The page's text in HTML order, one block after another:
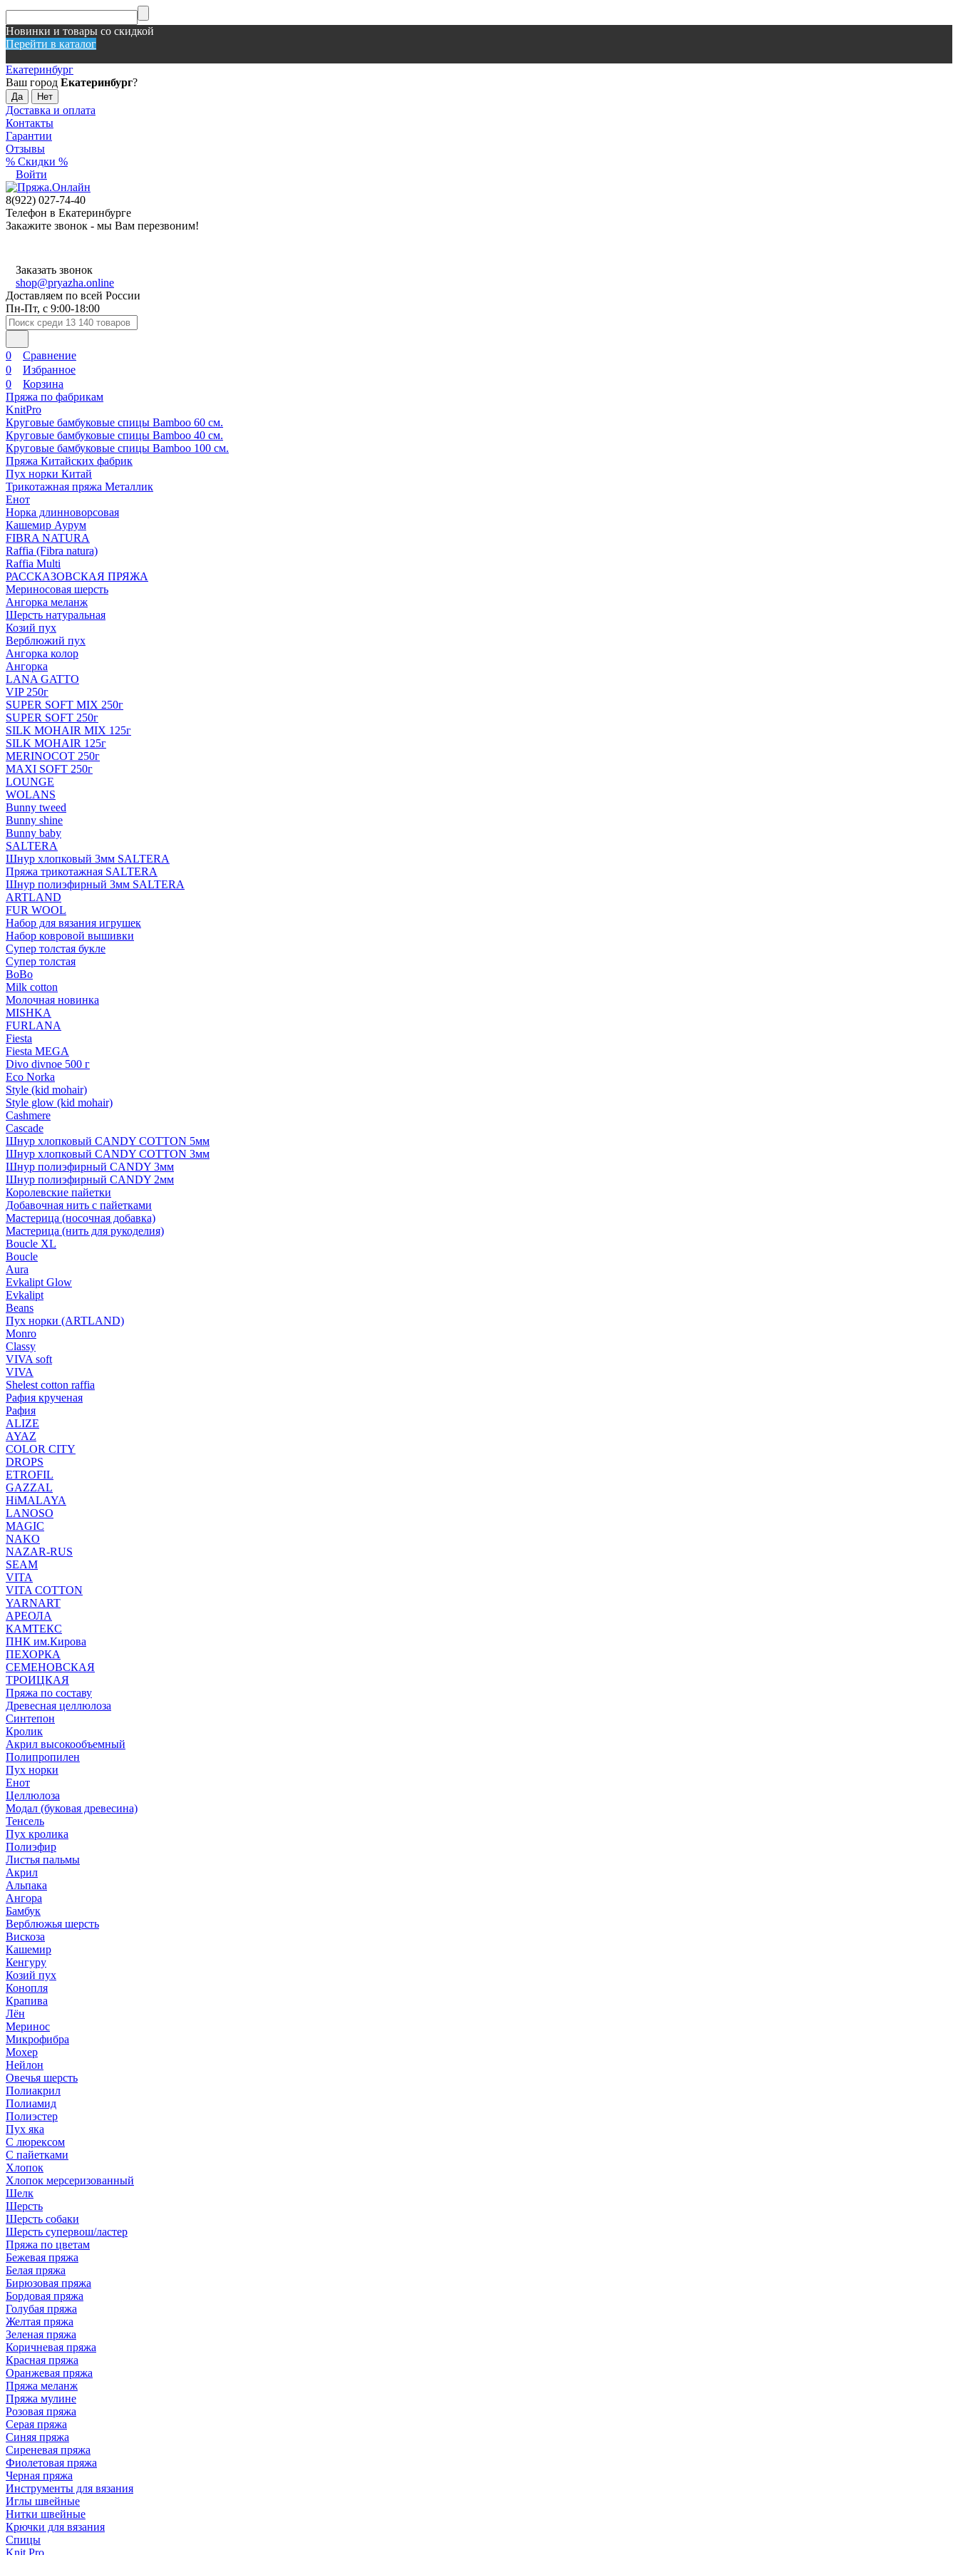
Новинки и товары со скидкой
Перейти в каталог
Екатеринбург
Ваш город Екатеринбург?
Доставка и оплата
Контакты
Гарантии
Отзывы
% Скидки %
Войти
8(922) 027-74-40
Телефон в Екатеринбурге
Закажите звонок - мы Вам перезвоним!
Заказать звонок
shop@pryazha.online
Доставляем по всей России
Пн-Пт, с 9:00-18:00
0
Сравнение
0
Избранное
0
Корзина
Пряжа по фабрикам
KnitPro
Круговые бамбуковые спицы Bamboo 60 см.
Круговые бамбуковые спицы Bamboo 40 см.
Круговые бамбуковые спицы Bamboo 100 см.
Пряжа Китайских фабрик
Пух норки Китай
Трикотажная пряжа Металлик
Енот
Норка длинноворсовая
Кашемир Аурум
FIBRA NATURA
Raffia (Fibra natura)
Raffia Multi
РАССКАЗОВСКАЯ ПРЯЖА
Мериносовая шерсть
Ангорка меланж
Шерсть натуральная
Козий пух
Верблюжий пух
Ангорка колор
Ангорка
LANA GATTO
VIP 250г
SUPER SOFT MIX 250г
SUPER SOFT 250г
SILK MOHAIR MIX 125г
SILK MOHAIR 125г
MERINOCOT 250г
MAXI SOFT 250г
LOUNGE
WOLANS
Bunny tweed
Bunny shine
Bunny baby
SALTERA
Шнур хлопковый 3мм SALTERA
Пряжа трикотажная SALTERA
Шнур полиэфирный 3мм SALTERA
ARTLAND
FUR WOOL
Набор для вязания игрушек
Набор ковровой вышивки
Супер толстая букле
Супер толстая
BoBo
Milk cotton
Молочная новинка
MISHKA
FURLANA
Fiesta
Fiesta MEGA
Divo divnoe 500 г
Eco Norka
Style (kid mohair)
Style glow (kid mohair)
Cashmere
Cascade
Шнур хлопковый CANDY COTTON 5мм
Шнур хлопковый CANDY COTTON 3мм
Шнур полиэфирный CANDY 3мм
Шнур полиэфирный CANDY 2мм
Королевские пайетки
Добавочная нить с пайетками
Мастерица (носочная добавка)
Мастерица (нить для рукоделия)
Boucle XL
Boucle
Aura
Evkalipt Glow
Evkalipt
Beans
Пух норки (ARTLAND)
Monro
Classy
VIVA soft
VIVA
Shelest cotton raffia
Рафия крученая
Рафия
ALIZE
AYAZ
COLOR CITY
DROPS
ETROFIL
GAZZAL
HiMALAYA
LANOSO
MAGIC
NAKO
NAZAR-RUS
SEAM
VITA
VITA COTTON
YARNART
АРЕОЛА
КАМТЕКС
ПНК им.Кирова
ПЕХОРКА
СЕМЕНОВСКАЯ
ТРОИЦКАЯ
Пряжа по составу
Древесная целлюлоза
Синтепон
Кролик
Акрил высокообъемный
Полипропилен
Пух норки
Енот
Целлюлоза
Модал (буковая древесина)
Тенсель
Пух кролика
Полиэфир
Листья пальмы
Акрил
Альпака
Ангора
Бамбук
Верблюжья шерсть
Вискоза
Кашемир
Кенгуру
Козий пух
Конопля
Крапива
Лён
Меринос
Микрофибра
Мохер
Нейлон
Овечья шерсть
Полиакрил
Полиамид
Полиэстер
Пух яка
С люрексом
С пайетками
Хлопок
Хлопок мерсеризованный
Шелк
Шерсть
Шерсть собаки
Шерсть супервош/ластер
Пряжа по цветам
Бежевая пряжа
Белая пряжа
Бирюзовая пряжа
Бордовая пряжа
Голубая пряжа
Желтая пряжа
Зеленая пряжа
Коричневая пряжа
Красная пряжа
Оранжевая пряжа
Пряжа меланж
Пряжа мулине
Розовая пряжа
Серая пряжа
Синяя пряжа
Сиреневая пряжа
Фиолетовая пряжа
Черная пряжа
Инструменты для вязания
Иглы швейные
Нитки швейные
Крючки для вязания
Спицы
Knit Pro